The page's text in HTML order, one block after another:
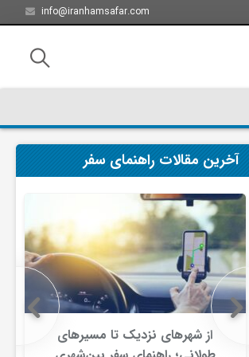
info@iranhamsafar.com
آخرین مقالات راهنمای سفر
از شهرهای نزدیک تا مسیرهای